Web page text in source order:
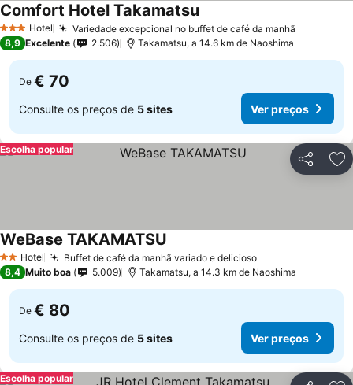
3 EstrelasHotel Variedade excepcional no buffet de café da manhã
Comfort Hotel Takamatsu
8,9 Excelente 2.506 Takamatsu, a 14.6 km de Naoshima
De € 70
Consulte os preços de 5 sites Ver preços
Partilhar
Escolha popular
2 Estrelas
Hotel Buffet de café da manhã variado e delicioso
WeBase TAKAMATSU
8,4 Muito boa 5.009 Takamatsu, a 14.3 km de Naoshima
De € 80
Consulte os preços de 5 sites Ver preços
Escolha popular